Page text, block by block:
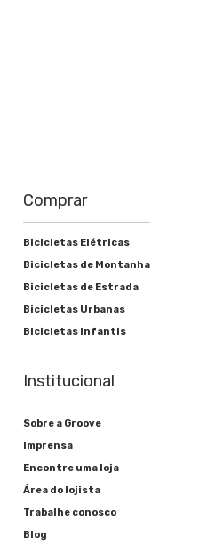
Comprar
Bicicletas Elétricas
Bicicletas de Montanha
Bicicletas de Estrada
Bicicletas Urbanas
Bicicletas Infantis
Institucional
Sobre a Groove
Imprensa
Encontre uma loja
Área do lojista
Trabalhe conosco
Blog